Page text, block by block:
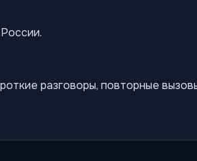
разговоры, повторные